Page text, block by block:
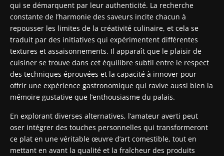
qui se démarquent par leur authenticité. La recherche
constante de l’harmonie des saveurs incite chacun à
repousser les limites de la créativité culinaire, et cela se
traduit par des initiatives qui expérimentent différentes
textures et assaisonnements. Il apparaît que le plaisir de
cuisiner se trouve dans cet équilibre subtil entre le respect
des techniques éprouvées et la capacité à innover pour
offrir une expérience gastronomique qui ravive aussi bien la
mémoire gustative que l’enthousiasme du palais.
En explorant diverses alternatives, l’amateur averti peut
oser intégrer des touches personnelles qui transformeront
ce plat en une véritable œuvre d’art comestible, tout en
mettant en avant la qualité et la fraîcheur des produits